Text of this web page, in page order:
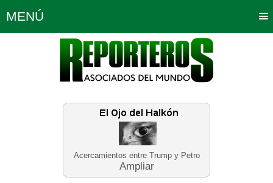
Acercamientos entre Trump y Petro
Ampliar
MENÚ
Política Opinión Bogotá
Planeta Tierra Deportes
Educación Neira